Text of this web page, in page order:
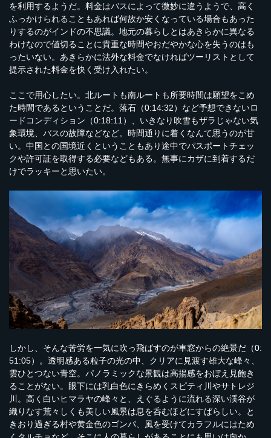
を利用するようだ。料金はバスによって微妙に違うようで、高く
ふっかけられることもあれば何故か安くなっている場合もあった
りするのがインドの不思議。地元の暮らしとはあきらかに異なる
わけなので値切ることに貴重な時間やおだやかな心を失うのはも
ったいない。あきらかに法外な料金でなければツーリストとして
提示された料金を快く受け入れたい。
ここで用心したい。北ルートも南ルートも所要時間は願望をこめ
た時間であるということだ。落石（0:14:32）など予想できないロ
ードコンディション（0:18:11）、いきなり吹雪もザラじゃない気
象環境、バスの故障などなど。時間通りに着くなんて思うのが甘
い。中国との国境近くということもあり途中でパスポートチェッ
クや許可証を取得する必要などもある。無事にカザに到着するだ
けでラッキーと思いたい。
しかし、そんな苦労を一気に吹っ飛ばすのが車窓からの絶景だ（0:
51:05）。透明感ある粒子の光の中、クリアに見渡す雄大な峰々、
雲ひとつない青空。パノラミックな景観は高揚感をおぼえ見飽き
ることがない。眼下には乳白色にきらめくスピティ川やサトレジ
川。高く白いヒマラヤの峰々と、えぐるように流れる深い渓谷が
織りなす荒々しくも美しい風景は息を呑むほどにすばらしい。と
きおり過ぎる村や黄金色のゴンパ、風を受けてカラフルにはため